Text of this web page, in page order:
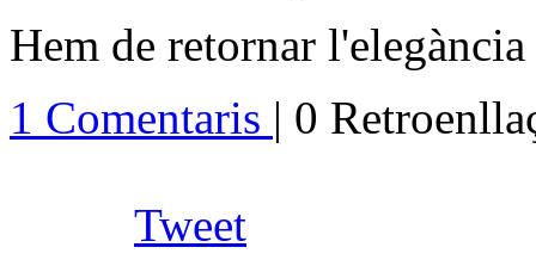
Hem de retornar
1 Comentaris | 0
Tweet